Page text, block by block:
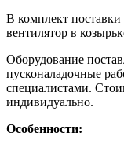
В комплект
вентилятор в
Оборудование
пусконаладочные
специалистами.
индивидуально.
Особенности: